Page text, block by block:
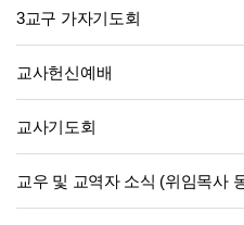
3교구 가자기도회
교사헌신예배
교사기도회
교우 및 교역자 소식 (위임목사